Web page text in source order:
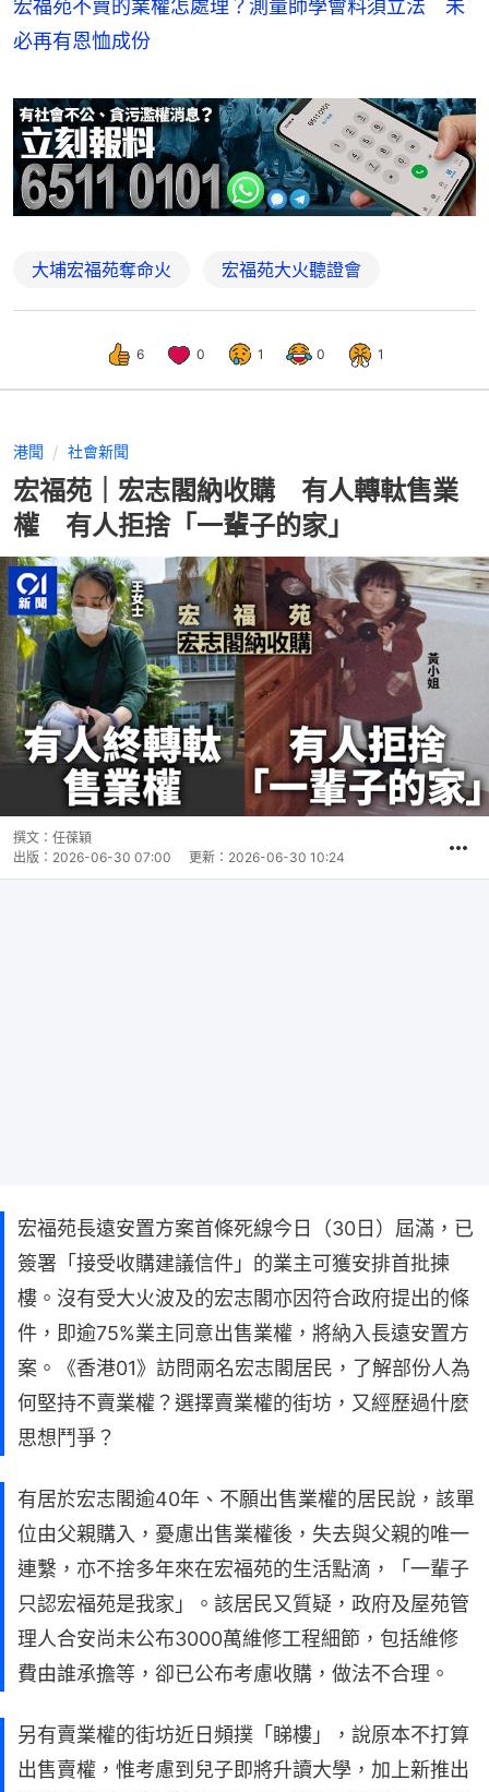
宏福苑不賣的業權怎處理？測量師學會料須立法 未
必再有恩恤成份
大埔宏福苑奪命火 宏福苑大火聽證會
6 0 1 0 1
港聞 社會新聞
宏福苑｜宏志閣納收購 有人轉軚售業
權 有人拒捨「一輩子的家」
撰文： 任葆穎
出版： 2026-06-30 07:00 更新： 2026-06-30 10:24
宏福苑長遠安置方案首條死線今日（30日）屆滿，已
簽署「接受收購建議信件」的業主可獲安排首批揀
樓。沒有受大火波及的宏志閣亦因符合政府提出的條
件，即逾75%業主同意出售業權，將納入長遠安置方
案。《香港01》訪問兩名宏志閣居民，了解部份人為
何堅持不賣業權？選擇賣業權的街坊，又經歷過什麼
思想鬥爭？
有居於宏志閣逾40年、不願出售業權的居民說，該單
位由父親購入，憂慮出售業權後，失去與父親的唯一
連繫，亦不捨多年來在宏福苑的生活點滴，「一輩子
只認宏福苑是我家」。該居民又質疑，政府及屋苑管
理人合安尚未公布3000萬維修工程細節，包括維修
費由誰承擔等，卻已公布考慮收購，做法不合理。
另有賣業權的街坊近日頻撲「睇樓」，說原本不打算
出售賣權，惟考慮到兒子即將升讀大學，加上新推出